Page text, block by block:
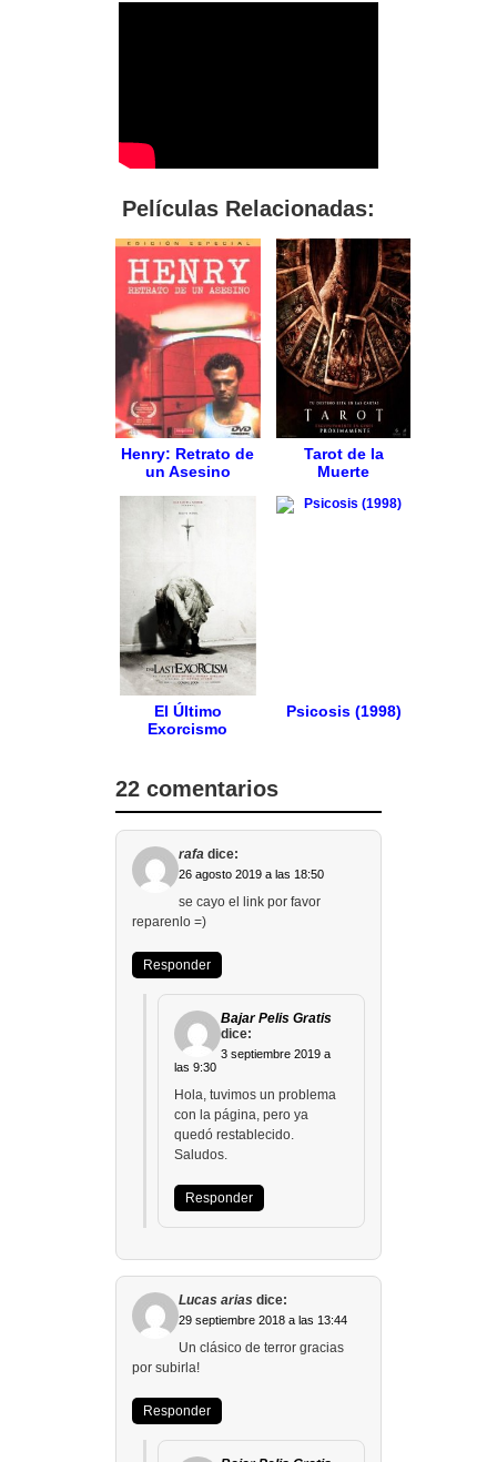
Películas Relacionadas:
Henry: Retrato de
un Asesino
Tarot de la
Muerte
El Último
Exorcismo
Psicosis (1998)
22 comentarios
rafa dice:
26 agosto 2019 a las 18:50
se cayo el link por favor
reparenlo =)
Responder
Bajar Pelis Gratis
dice:
3 septiembre 2019 a
las 9:30
Hola, tuvimos un problema
con la página, pero ya
quedó restablecido.
Saludos.
Responder
Lucas arias dice:
29 septiembre 2018 a las 13:44
Un clásico de terror gracias
por subirla!
Responder